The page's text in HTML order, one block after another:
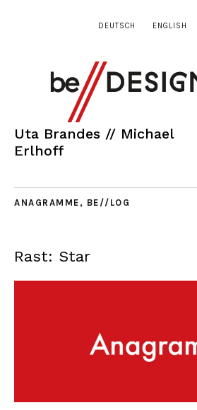
DEUTSCH ENGLISH
Uta Brandes // Michael
Erlhoff
ANAGRAMME , BE//LOG
Rast: Star